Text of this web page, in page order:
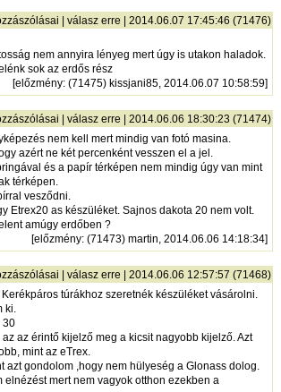
|válasz erre | 2014.06.07 17:45:46 (71476)
nem annyira lényeg mert úgy is utakon haladok.
sok az erdős rész
[előzmény: (71475) kissjani85, 2014.06.07 10:58:59]
|válasz erre | 2014.06.06 18:30:23 (71474)
nem kell mert mindig van fotó masina.
azért ne két percenként vesszen el a jel.
és a papír térképen nem mindig úgy van mint
térképen.
vesződni.
Etrex20 as készüléket. Sajnos dakota 20 nem volt.
amúgy erdőben ?
[előzmény: (71473) martin, 2014.06.06 14:18:34]
|válasz erre | 2014.06.06 12:57:57 (71468)
túrákhoz szeretnék készüléket vásárolni.
ki.
30
az érintő kijelző meg a kicsit nagyobb kijelző. Azt
mint az eTrex.
azt gondolom ,hogy nem hülyeség a Glonass dolog.
elnézést mert nem vagyok otthon ezekben a